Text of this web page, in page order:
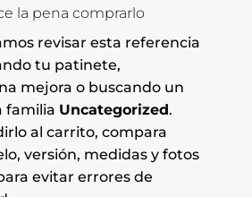
la pena comprarlo
revisar esta referencia
tu patinete,
mejora o buscando un
familia Uncategorized.
al carrito, compara
versión, medidas y fotos
evitar errores de